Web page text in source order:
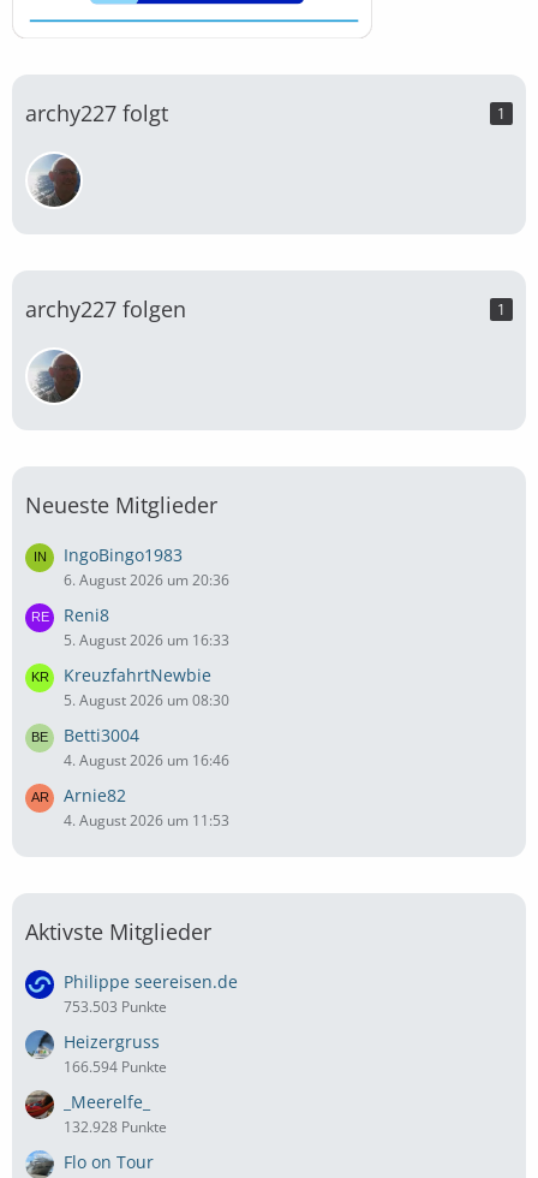
archy227 folgt 1
archy227 folgen 1
Neueste Mitglieder
IngoBingo1983
6. August 2026 um 20:36
Reni8
5. August 2026 um 16:33
KreuzfahrtNewbie
5. August 2026 um 08:30
Betti3004
4. August 2026 um 16:46
Arnie82
4. August 2026 um 11:53
Aktivste Mitglieder
Philippe seereisen.de
753.503 Punkte
Heizergruss
166.594 Punkte
_Meerelfe_
132.928 Punkte
Flo on Tour